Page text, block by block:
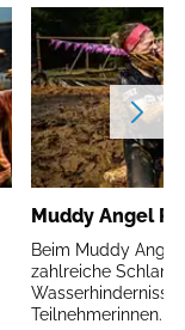
Muddy Angel
Beim Muddy
zahlreiche
Wasserhindernisse
Teilnehmerinnen.